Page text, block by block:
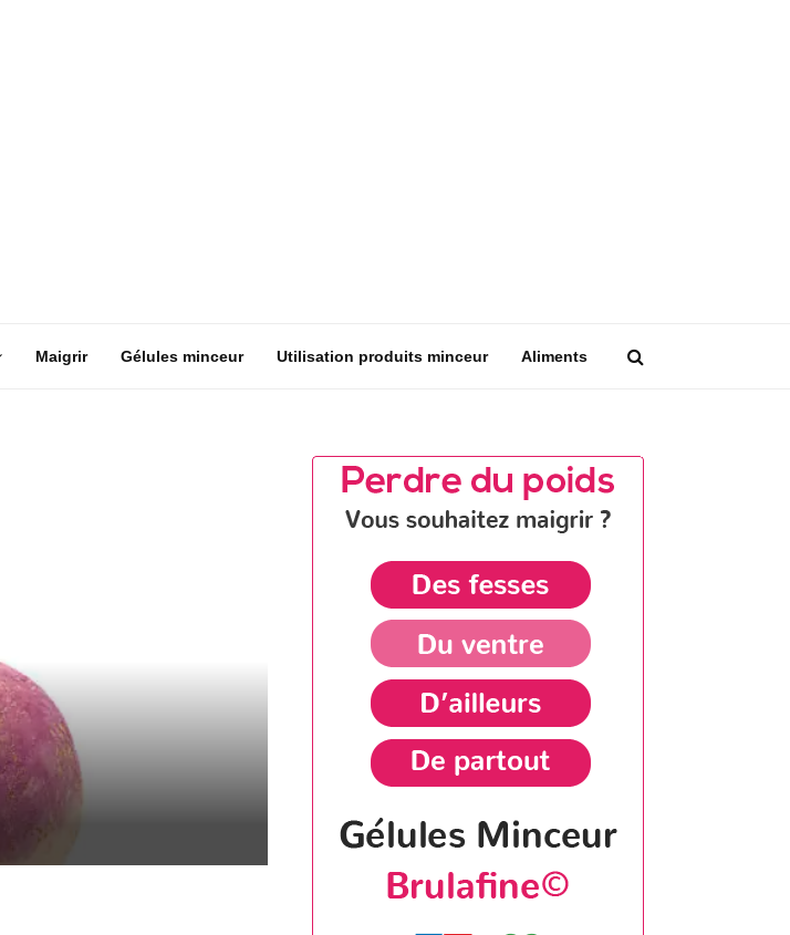
Maigrir Gélules minceur Utilisation produits minceur Aliments